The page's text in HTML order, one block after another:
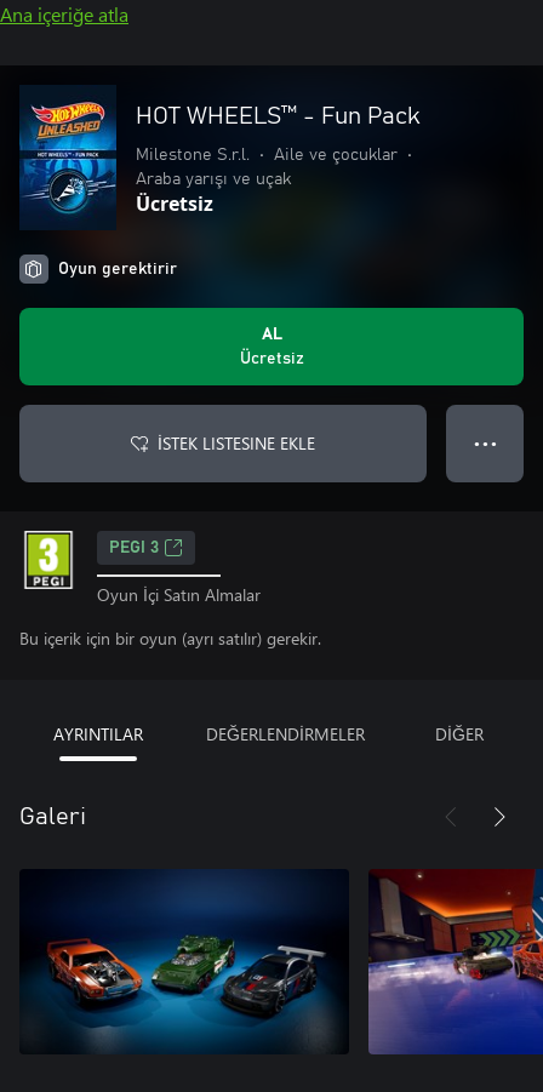
Ana içeriğe atla
HOT WHEELS™ - Fun Pack
Milestone S.r.l. • Aile ve çocuklar
•
Araba yarışı ve uçak
Ücretsiz
Oyun gerektirir
AL
Ücretsiz
İSTEK LISTESINE EKLE ● ● ●
PEGI 3
Oyun İçi Satın Almalar
Bu içerik için bir oyun (ayrı satılır) gerekir.
AYRINTILAR DEĞERLENDİRMELER DİĞER
Galeri